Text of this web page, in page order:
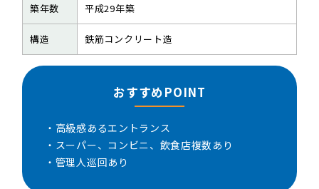
築年数 平成29年築
構造 鉄筋コンクリート造
おすすめPOINT
・高級感あるエントランス
・スーパー、コンビニ、飲食店複数あり
・管理人巡回あり